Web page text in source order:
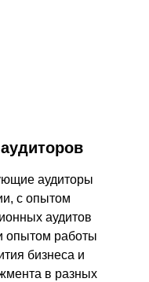
аудиторы
с опытом
аудитов
опытом работы
бизнеса и
в разных